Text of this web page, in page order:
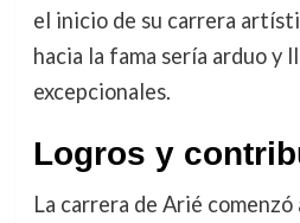
el inicio de su carrera
hacia la fama sería arduo y
excepcionales.
Logros y
La carrera de Arié